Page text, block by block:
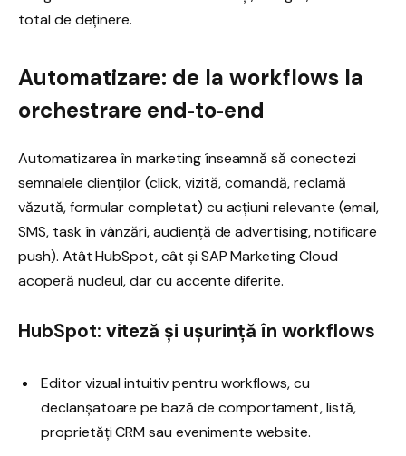
total de deținere.
Automatizare: de la workflows la
orchestrare end‑to‑end
Automatizarea în marketing înseamnă să conectezi
semnalele clienților (click, vizită, comandă, reclamă
văzută, formular completat) cu acțiuni relevante (email,
SMS, task în vânzări, audiență de advertising, notificare
push). Atât HubSpot, cât și SAP Marketing Cloud
acoperă nucleul, dar cu accente diferite.
HubSpot: viteză și ușurință în workflows
Editor vizual intuitiv pentru workflows, cu
declanșatoare pe bază de comportament, listă,
proprietăți CRM sau evenimente website.